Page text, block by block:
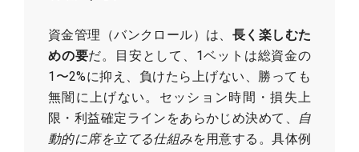
資金管理（バンクロール）は、 長く楽しむた
めの要だ。目安として、1ベットは総資金の
1〜2%に抑え、負けたら上げない、勝っても
無闇に上げない。セッション時間・損失上
限・利益確定ラインをあらかじめ決めて、
自
動的に席を立てる仕組みを用意する。具体例